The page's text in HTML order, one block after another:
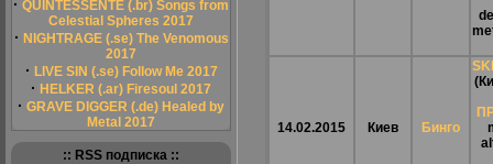
· QUINTESSENTE (.br) Songs from
Celestial Spheres 2017
· NIGHTRAGE (.se) The Venomous
2017
· LIVE SIN (.se) Follow Me 2017
· HELKER (.ar) Firesoul 2017
· GRAVE DIGGER (.de) Healed by
Metal 2017
:: RSS подписка ::
14.02.2015 Киев Бинго